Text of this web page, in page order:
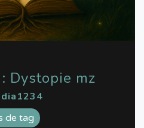
Dystopie mz
de tag